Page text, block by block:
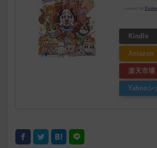
created by Rinker
Kindle
Amazon
楽天市場
Yahooシ